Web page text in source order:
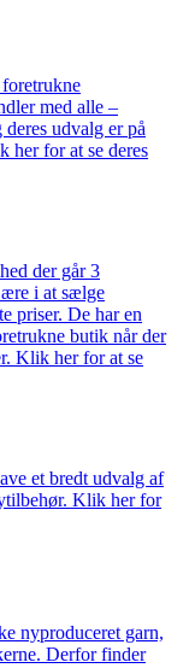
med alle –
udvalg er på
her for at se deres
der går 3
ære i at sælge
priser. De har en
butik når der
Klik her for at se
et bredt udvalg af
Klik her for
nyproduceret garn,
Derfor finder